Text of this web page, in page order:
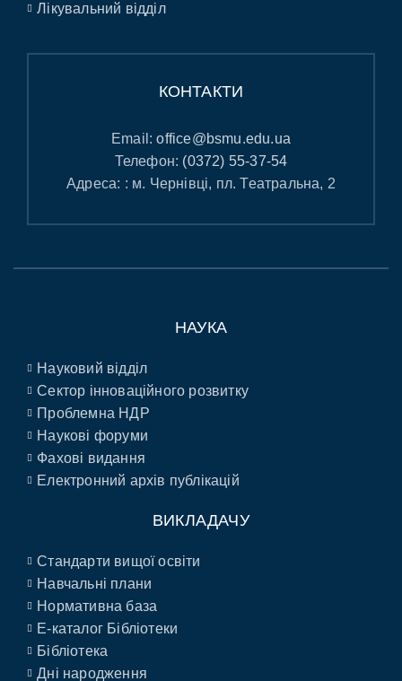
Лікувальний відділ
КОНТАКТИ
Email:office@bsmu.edu.ua
Телефон: (0372) 55-37-54
Адреса: : м. Чернівці, пл. Театральна, 2
НАУКА
Науковий відділ
Сектор інноваційного розвитку
Проблемна НДР
Наукові форуми
Фахові видання
Електронний архів публікацій
ВИКЛАДАЧУ
Стандарти вищої освіти
Навчальні плани
Нормативна база
E-каталог Бібліотеки
Бібліотека
Дні народження